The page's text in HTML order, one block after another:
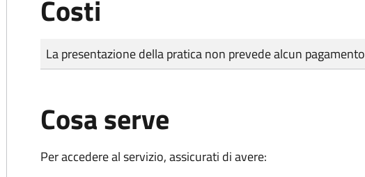
Costi
Tipo di pagamento
Importo
La presentazione della pratica non prevede alcun pagamento
Cosa serve
Per accedere al servizio, assicurati di avere: